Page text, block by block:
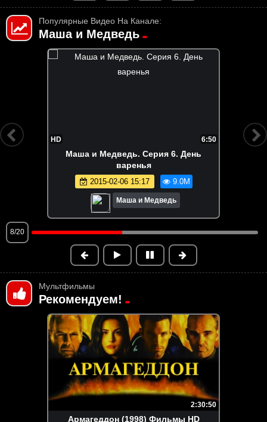
Популярные Видео На Канале:
Маша и Медведь
FHD 7:30
Маша и Медведь. Серия 147. Летучий
корабль
2025-04-17 11:51 8.9M
Маша и Медведь
9/20
Мультфильмы
Рекомендуем!
2:30:50
Армагеддон (1998) Фильмы HD